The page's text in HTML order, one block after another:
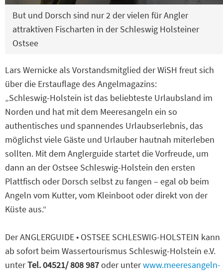
But und Dorsch sind nur 2 der vielen für Angler
attraktiven Fischarten in der Schleswig Holsteiner
Ostsee
Lars Wernicke als Vorstandsmitglied der WiSH freut sich
über die Erstauflage des Angelmagazins:
„Schleswig-Holstein ist das beliebteste Urlaubsland im
Norden und hat mit dem Meeresangeln ein so
authentisches und spannendes Urlaubserlebnis, das
möglichst viele Gäste und Urlauber hautnah miterleben
sollten. Mit dem Anglerguide startet die Vorfreude, um
dann an der Ostsee Schleswig-Holstein den ersten
Plattfisch oder Dorsch selbst zu fangen – egal ob beim
Angeln vom Kutter, vom Kleinboot oder direkt von der
Küste aus.“
Der ANGLERGUIDE • OSTSEE SCHLESWIG-HOLSTEIN kann
ab sofort beim Wassertourismus Schleswig-Holstein e.V.
unterTel. 04521/ 808 987oder unterwww.meeresangeln-